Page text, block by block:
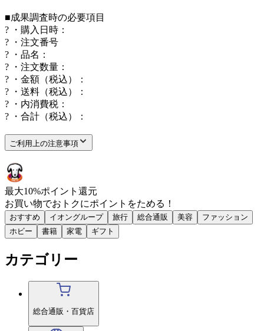
■成果調査時の必要項目
? ・購入日時：
? ・注文番号
? ・品名：
? ・注文数量：
? ・金額（税込）：
? ・送料（税込）：
? ・内消費税：
? ・合計（税込）：
ご利用上の注意事項
最大10%ポイント還元
お買い物でおトクにポイント をためる！
おすすめ イオングループ 旅行 総合通販 美容
ファッション
ホビー
書籍 家電 ギフト
カテゴリー
総合通販・百貨店